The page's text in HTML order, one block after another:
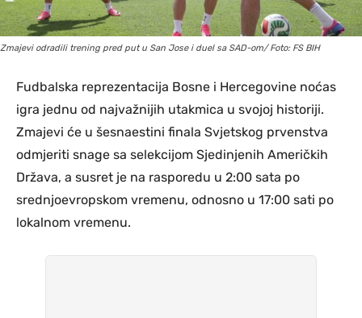
Zmajevi odradili trening pred put u San Jose i duel sa SAD-om/ Foto: FS BIH
Fudbalska reprezentacija Bosne i Hercegovine noćas
igra jednu od najvažnijih utakmica u svojoj historiji.
Zmajevi će u šesnaestini finala Svjetskog prvenstva
odmjeriti snage sa selekcijom Sjedinjenih Američkih
Država, a susret je na rasporedu u 2:00 sata po
srednjoevropskom vremenu, odnosno u 17:00 sati po
lokalnom vremenu.